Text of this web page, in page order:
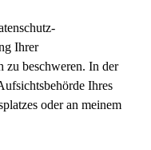
Ihrer
zu beschweren. In der
Ihres
oder an meinem